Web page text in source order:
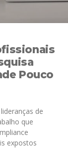
Pouco
de
que
expostos